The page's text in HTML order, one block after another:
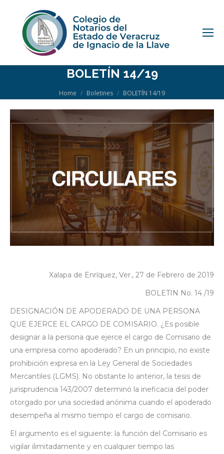
BOLETÍN 14/19
You are here:
Home Boletines BOLETÍN 14/19
Xalapa de Enríquez, Ver., 27 de Febrero de 2019
BOLETIN No. 14 /19
DESIGNACIÓN DE APODERADO DE UNA PERSONA
QUE EJERCE EL CARGO DE COMISARIO. ¿Es posible
designar a la persona que ejerce el cargo de Comisario de
una empresa como apoderado? En un principio, no existe
prohibición expresa en la Ley General de Sociedades
Mercantiles (LGMS). No obstante lo anterior, la tesis de
jurisprudencia 143/2007 determinó la ineficacia del poder
otorgado por una sociedad anónima cuando el apoderado
desempeña al mismo tiempo el cargo de comisario.
El argumento es el siguiente: la función del Comisario es
vigilar ilimitadamente y en cualquier tiempo las